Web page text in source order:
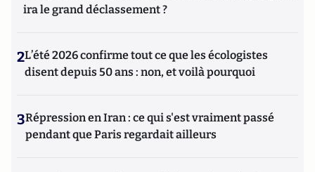
ira le grand déclassement ?
2L’été 2026 confirme tout ce que les écologistes
disent depuis 50 ans : non, et voilà pourquoi
3Répression en Iran : ce qui s'est vraiment passé
pendant que Paris regardait ailleurs